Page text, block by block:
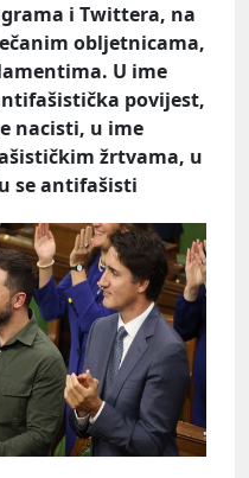
i Twittera, na
obljetnicama,
U ime
povijest,
nacisti, u ime
žrtvama, u
se antifašisti